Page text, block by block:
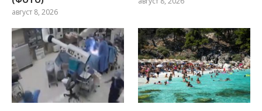
август 8, 2026